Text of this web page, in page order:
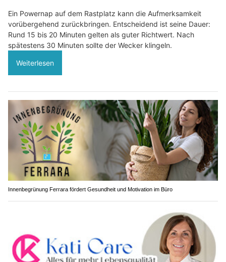
Ein Powernap auf dem Rastplatz kann die Aufmerksamkeit
vorübergehend zurückbringen. Entscheidend ist seine Dauer:
Rund 15 bis 20 Minuten gelten als guter Richtwert. Nach
spätestens 30 Minuten sollte der Wecker klingeln.
Weiterlesen
Innenbegrünung Ferrara fördert Gesundheit und Motivation im Büro